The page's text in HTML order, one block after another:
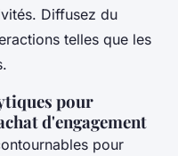
Diffusez du
telles que les
pour
d'engagement
pour